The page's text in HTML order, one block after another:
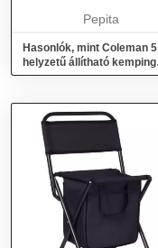
Pepita
Hasonlók, mint Coleman 5
helyzetű állítható kemping
szék - Szürke